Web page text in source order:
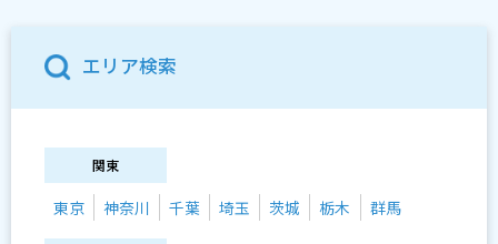
エリア検索
関東
東京 神奈川 千葉 埼玉 茨城 栃木 群馬